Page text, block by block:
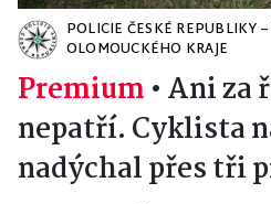
POLICIE ČESKÉ REPUBLIKY
OLOMOUCKÉHO KRAJE
Premium • Ani za
nepatří. Cyklista
nadýchal přes tři